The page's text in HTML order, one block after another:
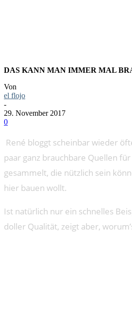
DAS KANN MAN IMMER MAL
Von
el flojo
-
29. November 2017
0
René bloggt scheinbar wieder
paar ganz brauchbare Quellen
gesammelt, die nützlich sein
hier bauen wollt.
Ist natürlich nur ein schnelles
doller Qualität, zeigt aber,